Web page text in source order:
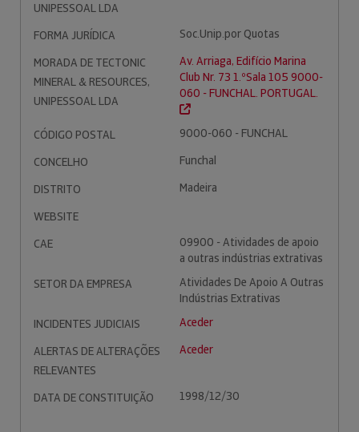
UNIPESSOAL LDA
FORMA JURÍDICA
Soc.Unip.por Quotas
MORADA DE TECTONIC
MINERAL & RESOURCES,
UNIPESSOAL LDA
Av. Arriaga, Edifício Marina
Club Nr. 73 1.ºSala 105 9000-
060 - FUNCHAL. PORTUGAL.
CÓDIGO POSTAL
9000-060 - FUNCHAL
CONCELHO
Funchal
DISTRITO
Madeira
WEBSITE
CAE
09900 - Atividades de apoio
a outras indústrias extrativas
SETOR DA EMPRESA
Atividades De Apoio A Outras
Indústrias Extrativas
INCIDENTES JUDICIAIS
Aceder
ALERTAS DE ALTERAÇÕES
RELEVANTES
Aceder
DATA DE CONSTITUIÇÃO 1998/12/30